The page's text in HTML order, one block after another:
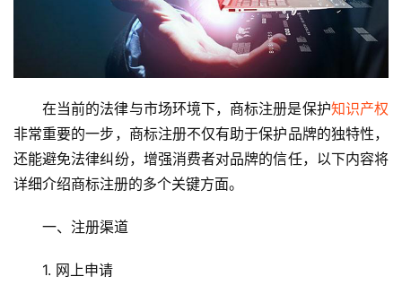
在当前的法律与市场环境下，商标注册是保护知识产权
非常重要的一步，商标注册不仅有助于保护品牌的独特性，
还能避免法律纠纷，增强消费者对品牌的信任，以下内容将
详细介绍商标注册的多个关键方面。
一、注册渠道
1. 网上申请